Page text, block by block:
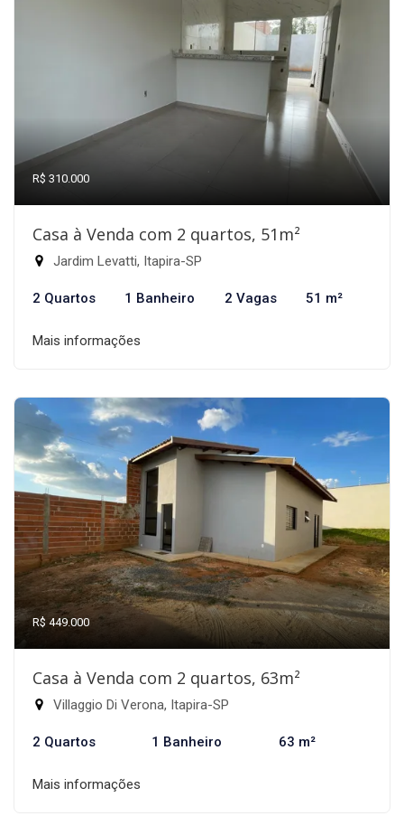
R$ 310.000
Casa à Venda com 2 quartos, 51m²
Jardim Levatti, Itapira-SP
2 Quartos 1 Banheiro 2 Vagas 51 m²
Mais informações
R$ 449.000
Casa à Venda com 2 quartos, 63m²
Villaggio Di Verona, Itapira-SP
2 Quartos 1 Banheiro 63 m²
Mais informações